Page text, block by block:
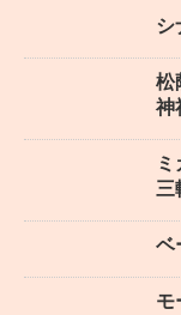
シ
松
神
三
ベ
モ